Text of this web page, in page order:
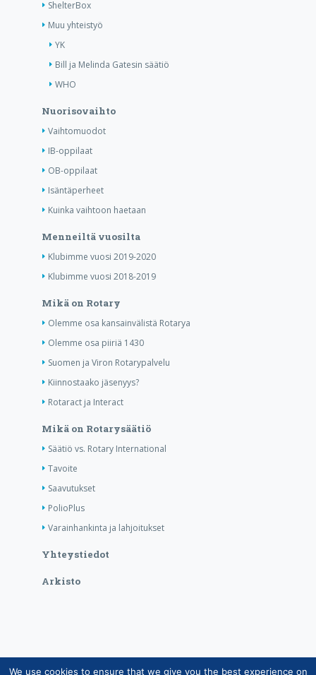
ShelterBox
Muu yhteistyö
YK
Bill ja Melinda Gatesin säätiö
WHO
Nuorisovaihto
Vaihtomuodot
IB-oppilaat
OB-oppilaat
Isäntäperheet
Kuinka vaihtoon haetaan
Menneiltä vuosilta
Klubimme vuosi 2019-2020
Klubimme vuosi 2018-2019
Mikä on Rotary
Olemme osa kansainvälistä Rotarya
Olemme osa piiriä 1430
Suomen ja Viron Rotarypalvelu
Kiinnostaako jäsenyys?
Rotaract ja Interact
Mikä on Rotarysäätiö
Säätiö vs. Rotary International
Tavoite
Saavutukset
PolioPlus
Varainhankinta ja lahjoitukset
Yhteystiedot
Arkisto
We use cookies to ensure that we give you the best experience on